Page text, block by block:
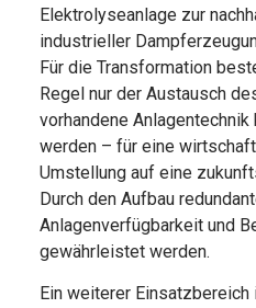
Elektrolyseanlage zur
industrieller
Für die Transformation
Regel nur der Austausch
vorhandene
werden – für eine
Umstellung auf eine
Durch den Aufbau
Anlagenverfügbarkeit und
gewährleistet werden.
Ein weiterer